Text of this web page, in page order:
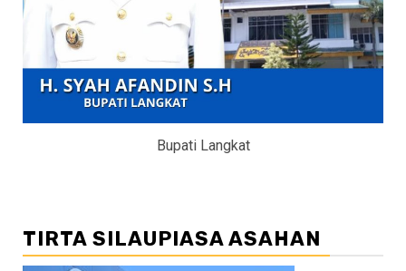
Bupati Langkat
TIRTA SILAUPIASA ASAHAN